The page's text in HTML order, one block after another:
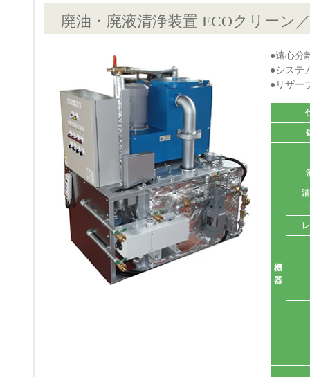
廃油・廃液清浄装置 ECOクリーン
●遠心分
●システ
●リザー
機
器